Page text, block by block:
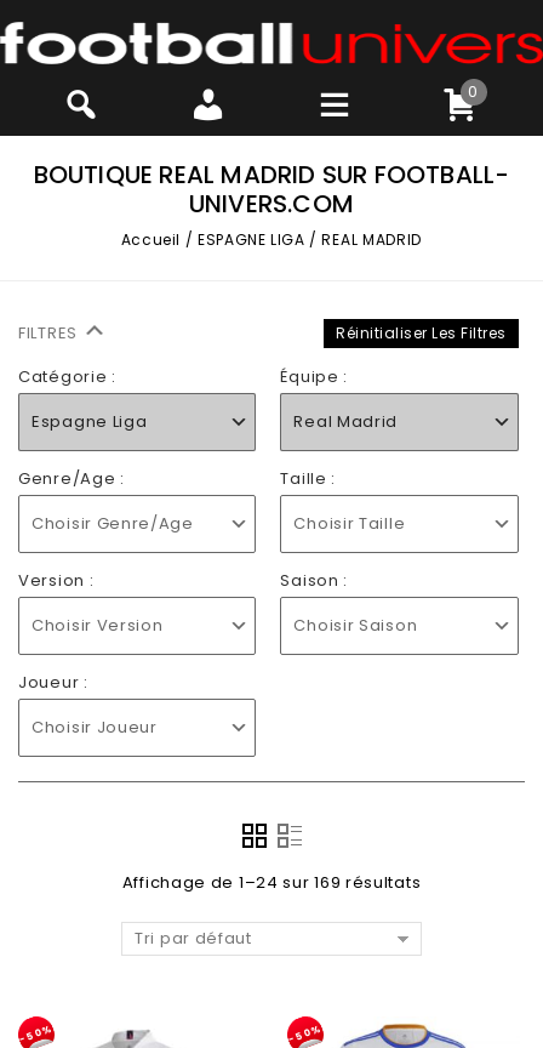
0
BOUTIQUE REAL MADRID SUR FOOTBALL-
UNIVERS.COM
Accueil /ESPAGNE LIGA /REAL MADRID
FILTRES Réinitialiser Les Filtres
Catégorie :
Espagne Liga
Équipe :
Real Madrid
Genre/Age :
Choisir Genre/Age
Taille :
Choisir Taille
Version :
Choisir Version
Saison :
Choisir Saison
Joueur :
Choisir Joueur
Affichage de 1–24 sur 169 résultats
Tri par défaut
-50% -50%